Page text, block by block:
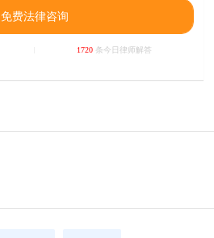
免费法律咨询
1720条今日律师解答